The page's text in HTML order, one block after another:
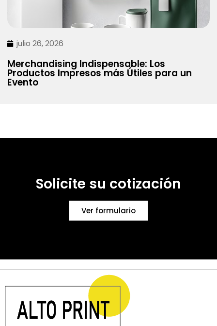
julio 26, 2026
Merchandising Indispensable: Los
Productos Impresos más Útiles para un
Evento
Solicite su cotización
Ver formulario